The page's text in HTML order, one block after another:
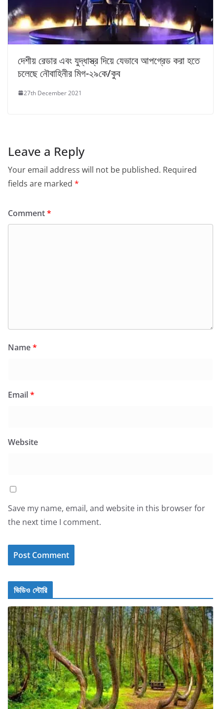
দেশীয় রেডার এবং যুদ্ধাস্ত্র দিয়ে যেভাবে আপগ্রেড করা হতে
চলেছে নৌবাহিনীর মিগ-২৯কে/কুব
27th December 2021
Leave a Reply
Your email address will not be published. Required
fields are marked *
Comment*
Name*
Email*
Website
Save my name, email, and website in this browser for
the next time I comment.
ভিডিও স্টোরি